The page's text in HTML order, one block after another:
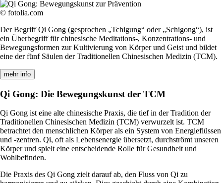
© fotolia.com
Der Begriff Qi Gong (gesprochen „Tchigung“ oder „Schigong“), ist
ein Überbegriff für chinesische Meditations-, Konzentrations- und
Bewegungsformen zur Kultivierung von Körper und Geist und bildet
eine der fünf Säulen der Traditionellen Chinesischen Medizin (TCM).
mehr info
Qi Gong: Die Bewegungskunst der TCM
Qi Gong ist eine alte chinesische Praxis, die tief in der Tradition der
Traditionellen Chinesischen Medizin (TCM) verwurzelt ist. TCM
betrachtet den menschlichen Körper als ein System von Energieflüssen
und -zentren. Qi, oft als Lebensenergie übersetzt, durchströmt unseren
Körper und spielt eine entscheidende Rolle für Gesundheit und
Wohlbefinden.
Die Praxis des Qi Gong zielt darauf ab, den Fluss von Qi zu